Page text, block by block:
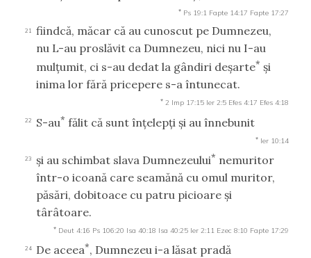
* Ps 19:1 Fapte 14:17 Fapte 17:27
21
fiindcă, măcar că au cunoscut pe Dumnezeu,
nu L-au proslăvit ca Dumnezeu, nici nu I-au
mulţumit, ci s-au dedat la gândiri deşarte* şi
inima lor fără pricepere s-a întunecat.
* 2 Imp 17:15 Ier 2:5 Efes 4:17 Efes 4:18
22 S-au* fălit că sunt înţelepţi şi au înnebunit
* Ier 10:14
23 şi au schimbat slava Dumnezeului* nemuritor
într-o icoană care seamănă cu omul muritor,
păsări, dobitoace cu patru picioare şi
târâtoare.
* Deut 4:16 Ps 106:20 Isa 40:18 Isa 40:25 Ier 2:11 Ezec 8:10 Fapte 17:29
24 De aceea*, Dumnezeu i-a lăsat pradă